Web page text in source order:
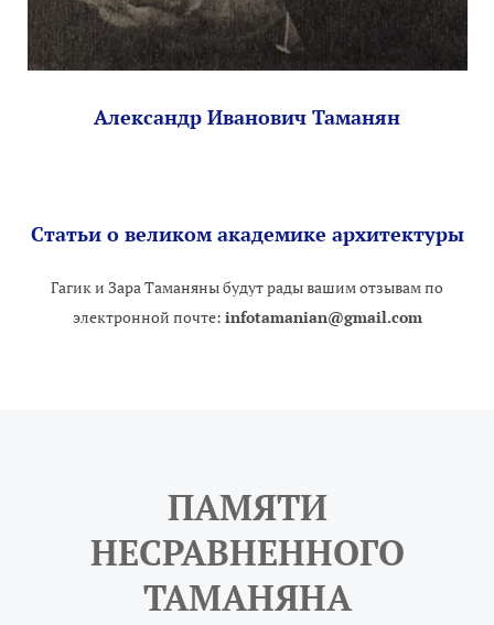
Александр Иванович Таманян
Cтатьи о великом академике архитектуры
Гагик и Зара Таманяны будут рады вашим отзывам по
электронной почте: infotamanian@gmail.com
ПАМЯТИ
НЕСРАВНЕННОГО
ТАМАНЯНА